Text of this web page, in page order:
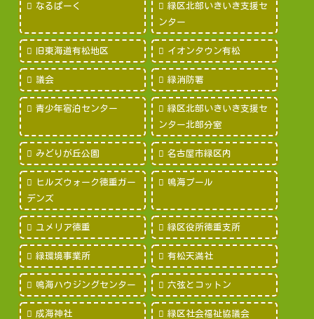
なるぱーく
緑区北部いきいき支援セ
ンター
旧東海道有松地区 イオンタウン有松
議会 緑消防署
青少年宿泊センター
緑区北部いきいき支援セ
ンター北部分室
みどりが丘公園 名古屋市緑区内
ヒルズウォーク徳重ガー
デンズ
鳴海プール
ユメリア徳重 緑区役所徳重支所
緑環境事業所 有松天満社
鳴海ハウジングセンター 六弦とコットン
成海神社 緑区社会福祉協議会